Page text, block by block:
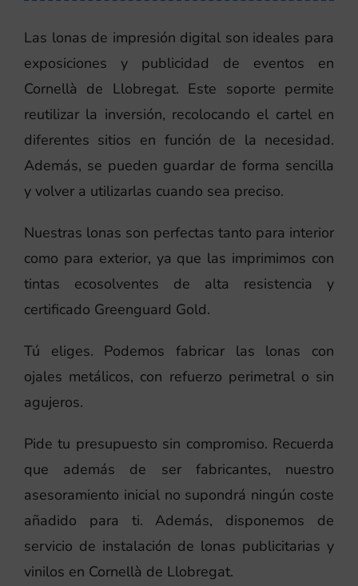
Las lonas de impresión digital son ideales para
exposiciones y publicidad de eventos en
Cornellà de Llobregat. Este soporte permite
reutilizar la inversión, recolocando el cartel en
diferentes sitios en función de la necesidad.
Además, se pueden guardar de forma sencilla
y volver a utilizarlas cuando sea preciso.
Nuestras lonas son perfectas tanto para interior
como para exterior, ya que las imprimimos con
tintas ecosolventes de alta resistencia y
certificado Greenguard Gold.
Tú eliges. Podemos fabricar las lonas con
ojales metálicos, con refuerzo perimetral o sin
agujeros.
Pide tu presupuesto sin compromiso. Recuerda
que además de ser fabricantes, nuestro
asesoramiento inicial no supondrá ningún coste
añadido para ti. Además, disponemos de
servicio de instalación de lonas publicitarias y
vinilos en Cornellà de Llobregat.